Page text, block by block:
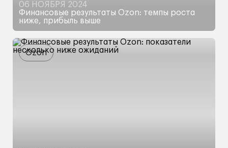
06 НОЯБРЯ 2024
Финансовые результаты Ozon: темпы роста
ниже, прибыль выше
Обзор финансовых результатов,
инвестиционный кейс и оценка компании
Ozon